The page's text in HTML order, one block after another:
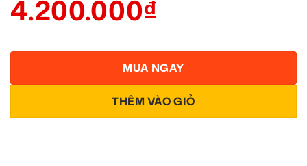
4.200.000₫
THÊM VÀO GIỎ
MUA NGAY